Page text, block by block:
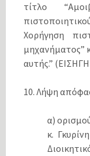
τίτλο
Χορήγηση
μηχανήματος”
αυτής.”
10. Λήψη
α)
κ.